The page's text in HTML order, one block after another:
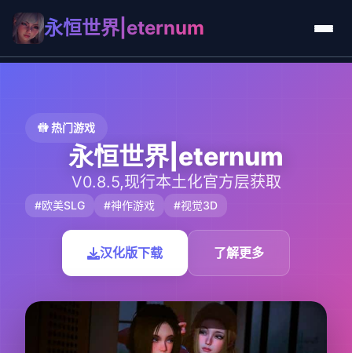
永恒世界|eternum
🚻 热门游戏
永恒世界|eternum
V0.8.5,现行本土化官方层获取
#欧美SLG #神作游戏 #视觉3D
汉化版下载 了解更多